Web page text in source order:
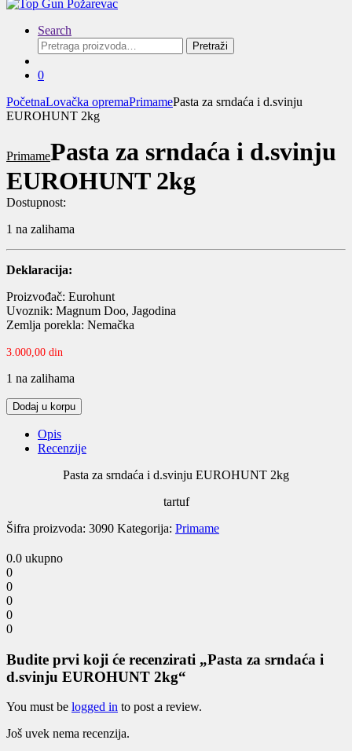
Search
Pretraga
za:
Pretraži
0
PočetnaLovačka opremaPrimamePasta za srndaća i d.svinju
EUROHUNT 2kg
PrimamePasta za srndaća i d.svinju
EUROHUNT 2kg
Dostupnost:
1 na zalihama
Deklaracija:
Proizvođač: Eurohunt
Uvoznik: Magnum Doo, Jagodina
Zemlja porekla: Nemačka
3.000,00 din
1 na zalihama
Pasta
za
srndaća
EUROHUNT
Dodaj u korpu
Opis
Recenzije
Pasta za srndaća i d.svinju EUROHUNT 2kg
tartuf
Šifra proizvoda: 3090 Kategorija: Primame
0.0 ukupno
0
0
0
0
0
Budite prvi koji će recenzirati „Pasta za srndaća i
d.svinju EUROHUNT 2kg“
You must be logged in to post a review.
Još uvek nema recenzija.